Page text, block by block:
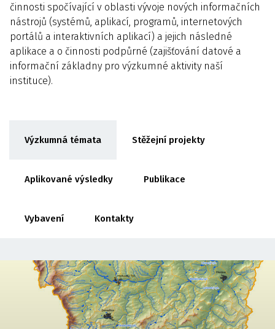
činnosti spočívající v oblasti vývoje nových informačních
nástrojů (systémů, aplikací, programů, internetových
portálů a interaktivních aplikací) a jejich následné
aplikace a o činnosti podpůrné (zajišťování datové a
informační základny pro výzkumné aktivity naší
instituce).
Výzkumná témata Stěžejní projekty
Aplikované výsledky Publikace
Vybavení Kontakty